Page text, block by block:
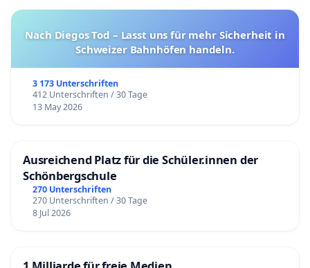
Nach Diegos Tod – Lasst uns für mehr Sicherheit in
Schweizer Bahnhöfen handeln.
3 173 Unterschriften
412 Unterschriften / 30 Tage
13 May 2026
Ausreichend Platz für die Schüler.innen der
Schönbergschule
270 Unterschriften
270 Unterschriften / 30 Tage
8 Jul 2026